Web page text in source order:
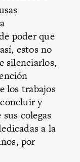
poder que
estos no
silenciarlos,
los trabajos
y
colegas
a la
por